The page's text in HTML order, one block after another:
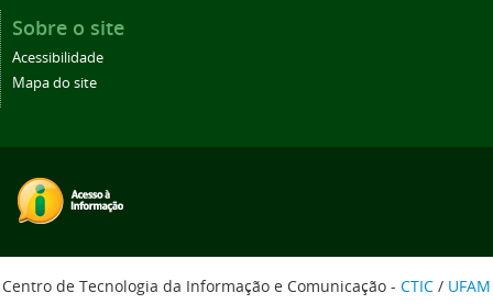
Sobre o site
Acessibilidade
Mapa do site
Centro de Tecnologia da Informação e Comunicação - CTIC / UFAM